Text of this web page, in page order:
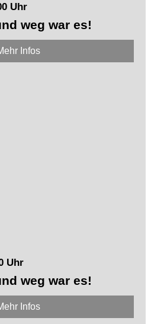
Uhr
weg war es!
Infos
Uhr
weg war es!
Infos